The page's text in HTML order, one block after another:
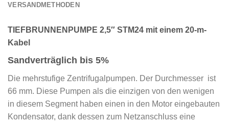
VERSANDMETHODEN
TIEFBRUNNENPUMPE 2,5″ STM24 mit einem 20-m-
Kabel
Sandverträglich bis 5%
Die mehrstufige Zentrifugalpumpen. Der Durchmesser ist
66 mm. Diese Pumpen als die einzigen von den wenigen
in diesem Segment haben einen in den Motor eingebauten
Kondensator, dank dessen zum Netzanschluss eine